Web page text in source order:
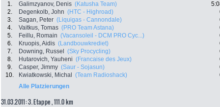
1. Galimzyanov, Denis (Katusha Team)
2.
Degenkolb, John (HTC - Highroad)
3.
Sagan, Peter (Liquigas - Cannondale)
4.
Vaitkus, Tomas (PRO Team Astana)
5.
Feillu, Romain (Vacansoleil - DCM PRO Cyc...)
6.
Kruopis, Aidis (Landbouwkrediet)
7.
Downing, Russel (Sky Procycling)
8.
Hutarovich, Yauheni (Francaise des Jeux)
9.
Casper, Jimmy (Saur - Sojasun)
10.
Kwiatkowski, Michal (Team Radioshack)
Alle Platzierungen
31.03.2011: 3. Etappe , 111.0 km